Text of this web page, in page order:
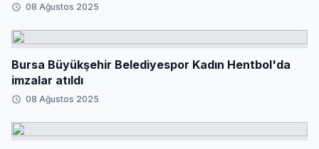
08 Ağustos 2025
Bursa Büyükşehir Belediyespor Kadın Hentbol'da
imzalar atıldı
08 Ağustos 2025